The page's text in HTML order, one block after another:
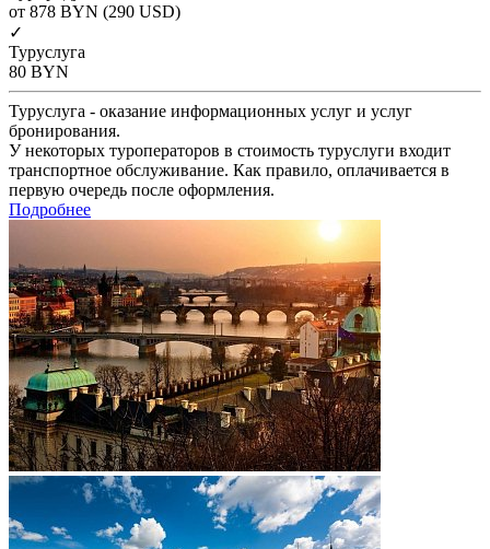
от 878 BYN (290 USD)
✓
Туруслуга
80 BYN
Туруслуга - оказание информационных услуг и услуг
бронирования.
У некоторых туроператоров в стоимость туруслуги входит
транспортное обслуживание. Как правило, оплачивается в
первую очередь после оформления.
Подробнее